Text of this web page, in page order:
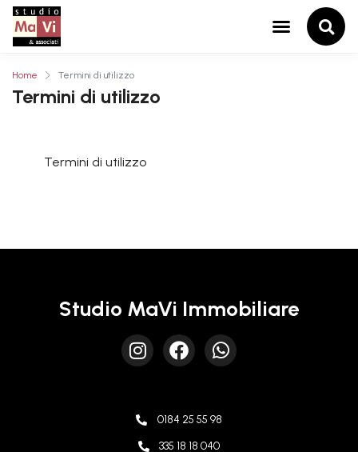
Home Termini di utilizzo
Termini di utilizzo
Termini di utilizzo
Studio MaVi Immobiliare
0184 25 55 98
335 18 18 040